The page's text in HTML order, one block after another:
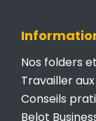
Nos folders
Travailler
Conseils
Belot